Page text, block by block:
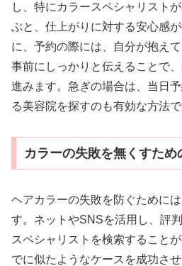
し、特にカラースペシャリスト
ぶと、仕上がりに対する安心感
に、予約の際には、自分が抱え
事前にしっかりと伝えることで
進みます。急ぎの場合は、当日
る美容院を探すのも有効な方法で
カラーの失敗を無くすため
ヘアカラーの失敗を防ぐために
す。ネットやSNSを活用し、評
スペシャリストを検索すること
でに似たようなケースを成功さ